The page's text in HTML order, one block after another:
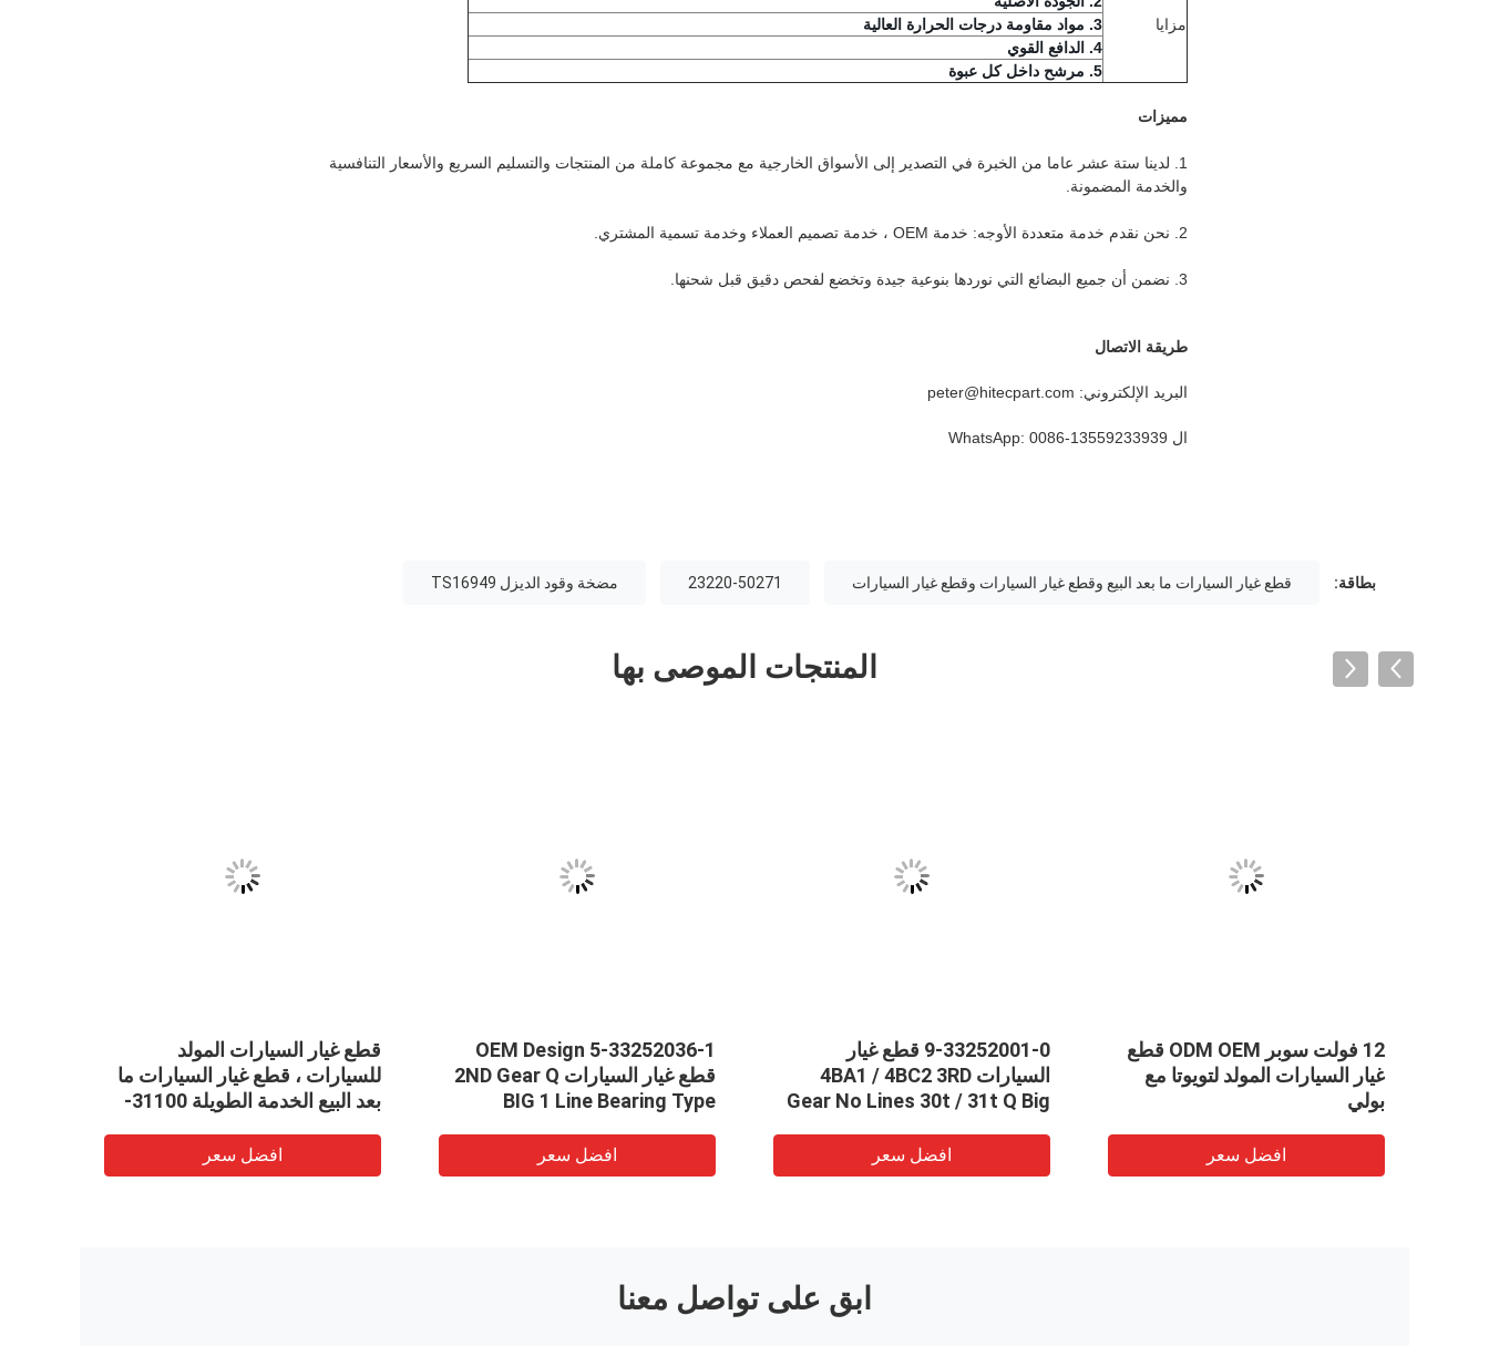
مزايا
3. مواد مقاومة درجات الحرارة العالية
4. الدافع القوي
5. مرشح داخل كل عبوة
مميزات
1. لدينا ستة عشر عاما من الخبرة في التصدير إلى الأسواق الخارجية مع مجموعة كاملة من المنتجات والتسليم السريع والأسعار التنافسية
والخدمة المضمونة.
2. نحن نقدم خدمة متعددة الأوجه: خدمة OEM ، خدمة تصميم العملاء وخدمة تسمية المشتري.
3. نضمن أن جميع البضائع التي نوردها بنوعية جيدة وتخضع لفحص دقيق قبل شحنها.
طريقة الاتصال
البريد الإلكتروني: peter@hitecpart.com
ال WhatsApp: 0086-13559233939
بطاقة: قطع غيار السيارات ما بعد البيع وقطع غيار السيارات وقطع غيار السيارات 23220-50271 مضخة وقود الديزل TS16949
المنتجات الموصى بها
قطع غيار السيارات المولد
للسيارات ، قطع غيار السيارات ما
بعد البيع الخدمة الطويلة 31100-
افضل سعر
OEM Design 5-33252036-1
قطع غيار السيارات 2ND Gear Q
BIG 1 Line Bearing Type
افضل سعر
9-33252001-0 قطع غيار
السيارات 4BA1 / 4BC2 3RD
Gear No Lines 30t / 31t Q Big
افضل سعر
12 فولت سوبر ODM OEM قطع
غيار السيارات المولد لتويوتا مع
بولي
افضل سعر
ابق على تواصل معنا